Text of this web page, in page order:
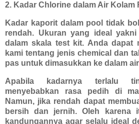
2. Kadar Chlorine dalam Air Kolam
Kadar kaporit dalam pool tidak
rendah. Ukuran yang ideal
dalam skala test kit. Anda dapat
kami tentang jenis chemical dan
pas untuk dimasukkan ke dalam
Apabila kadarnya terlalu
menyebabkan rasa pedih di
Namun, jika rendah dapat
bersih dan jernih. Oleh karena
kandungannya agar selalu ideal